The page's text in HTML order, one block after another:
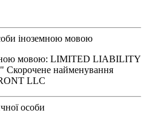
іноземною мовою
мовою: LIMITED LIABILITY
найменування
LLC
особи